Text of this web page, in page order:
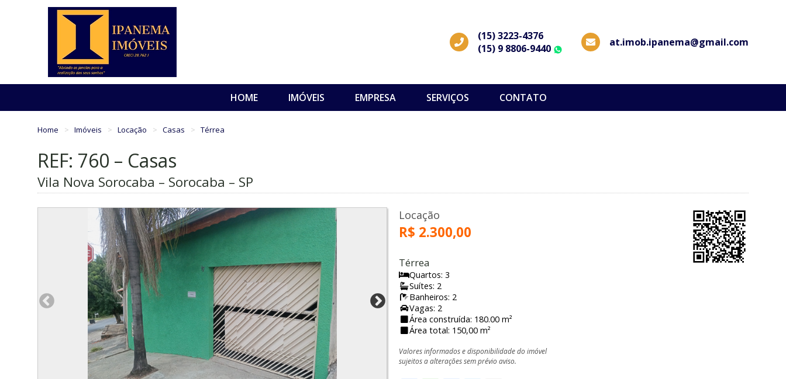
(15) 3223-4376
(15) 9 8806-9440
WhatsApp
at.imob.ipanema@gmail.com
HOME IMÓVEIS EMPRESA SERVIÇOS CONTATO
Home Imóveis Locação Casas Térrea
REF: 760 – Casas
Vila Nova Sorocaba – Sorocaba – SP
Locação
R$ 2.300,00
Térrea
Quartos: 3
Suítes: 2
Banheiros: 2
Vagas: 2
Área construída: 180.00 m²
Área total: 150,00 m²
Valores informados e disponibilidade do imóvel
sujeitos a alterações sem prévio aviso.